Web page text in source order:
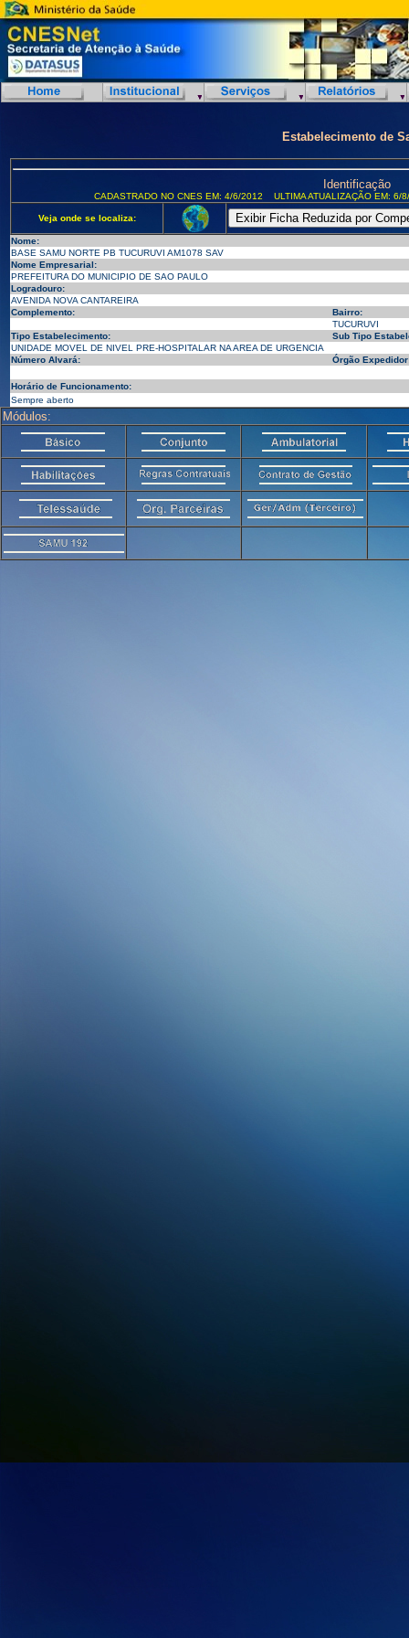
Estabelecimento de
Identificação
CADASTRADO NO CNES EM: 4/6/2012 ULTIMA ATUALIZAÇÃO EM:
Veja onde se localiza:
Nome:
BASE SAMU NORTE PB TUCURUVI AM1078 SAV
Nome Empresarial:
PREFEITURA DO MUNICIPIO DE SAO PAULO
Logradouro:
AVENIDA NOVA CANTAREIRA
Complemento:
Bairro:
TUCURUVI
Tipo Estabelecimento:
Sub Tipo
UNIDADE MOVEL DE NIVEL PRE-HOSPITALAR NA AREA DE URGENCIA
Número Alvará:
Órgão
Horário de Funcionamento:
Sempre aberto
Módulos: